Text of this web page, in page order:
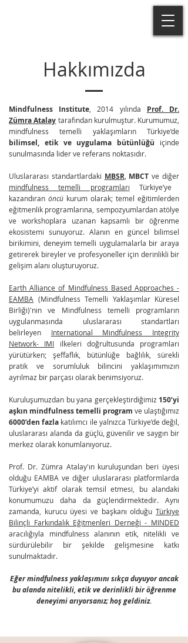
Hakkımızda
Mindfulness Institute , 2014 yılında Prof. Dr.
Zümra Atalay tarafından kurulmuştur. Kurumumuz,
mindfulness temelli yaklaşımların Türkiye’de
bilimsel, etik ve uygulama bütünlüğü içinde
sunulmasında lider ve referans noktasıdır.​
Uluslararası standartlardaki MBSR MBCT ve diğer
mindfulness temelli programları Türkiye’ye
kazandıran öncü kurum olarak; temel eğitimlerden
eğitmenlik programlarına, sempozyumlardan atölye
ve workshoplara uzanan kapsamlı bir öğrenme
ekosistemi sunuyoruz. Alanın en güncel bilimsel
birikimini, deneyim temelli uygulamalarla bir araya
getirerek bireyler ve profesyoneller için derinlikli bir
gelişim alanı oluşturuyoruz.
Earth Alliance of Mindfulness Based Approaches -
EAMBA (Mindfulness Temelli Yaklaşımlar Küresel
Birliği)'nin ve Mindfulness temelli programların
uygulanmasında uluslararası standartları
belirleyen International Mindfulness Integrity
Network- IMI ilkeleri doğrultusunda programları
yürütürken; şeffaflık, bütünlüğe bağlılık, sürekli
pratik ve sorumluluk bilincini yaklaşımımızın
ayrılmaz bir parçası olarak benimsiyoruz.
Kuruluşumuzdan bu yana gerçekleştirdiğimiz 150’yi
aşkın mindfulness temelli program ve ulaştığımız
6000’den fazla katılımcı ile yalnızca Türkiye’de değil,
uluslararası alanda da güçlü, güvenilir ve saygın bir
merkez olarak konumlanıyoruz.
Prof. Dr. Zümra Atalay'ın kuruluşundan beri üyesi
olduğu EAMBA ve diğer uluslararası platformlarda
Türkiye’yi aktif olarak temsil etmesi, bu alandaki
konumumuzu daha da güçlendirmektedir. Aynı
zamanda, kurucu üyesi ve başkanı olduğu Türkiye
Bilinçli Farkındalık Eğitmenleri Derneği - MINDED
aracılığıyla mindfulness alanının etik, nitelikli ve
sürdürülebilir bir şekilde gelişmesine katkı
sunulmaktadır.
Eğer mindfulness yaklaşımını sıkça duyuyor ancak
bu alanda nitelikli, etik ve derinlikli bir öğrenme
deneyimi arıyorsanız; hoş geldiniz.